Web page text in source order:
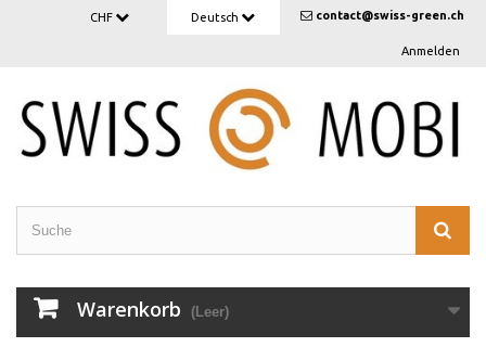
contact@swiss-green.ch
Deutsch
CHF
Anmelden
Warenkorb (Leer)